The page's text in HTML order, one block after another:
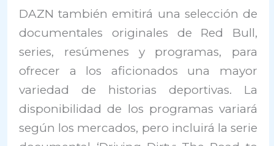
DAZN también emitirá una selección de
documentales originales de Red Bull,
series, resúmenes y programas, para
ofrecer a los aficionados una mayor
variedad de historias deportivas. La
disponibilidad de los programas variará
según los mercados, pero incluirá la serie